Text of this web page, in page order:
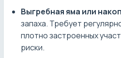
Выгребная яма или
запаха. Требует
плотно застроенных
риски.